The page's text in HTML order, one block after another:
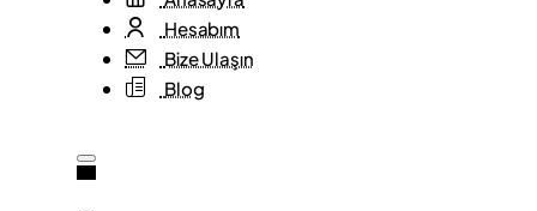
Hesabım
Bize Ulaşın
Blog